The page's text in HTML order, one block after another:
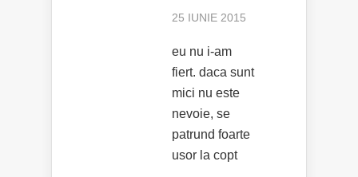
25 IUNIE 2015
eu nu i-am
fiert. daca sunt
mici nu este
nevoie, se
patrund foarte
usor la copt